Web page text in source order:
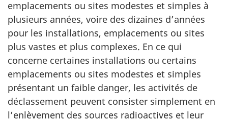
emplacements ou sites modestes et simples à
plusieurs années, voire des dizaines d’années
pour les installations, emplacements ou sites
plus vastes et plus complexes. En ce qui
concerne certaines installations ou certains
emplacements ou sites modestes et simples
présentant un faible danger, les activités de
déclassement peuvent consister simplement en
l’enlèvement des sources radioactives et leur